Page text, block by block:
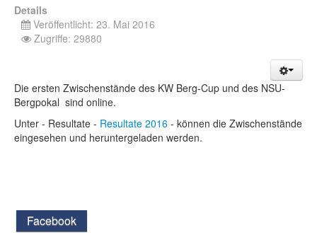
Details
Veröffentlicht: 23. Mai 2016
Zugriffe: 29880
Die ersten Zwischenstände des KW Berg-Cup und des NSU-
Bergpokal sind online.
Unter - Resultate - Resultate 2016 - können die Zwischenstände
eingesehen und heruntergeladen werden.
Facebook